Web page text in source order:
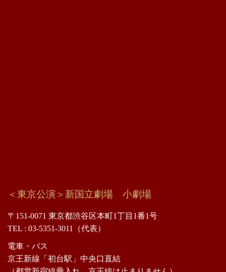
＜東京公演＞新国立劇場 小劇場
〒151-0071 東京都渋谷区本町1丁目1番1号
TEL : 03-5351-3011（代表）
電車・バス
京王新線「初台駅」中央口直結